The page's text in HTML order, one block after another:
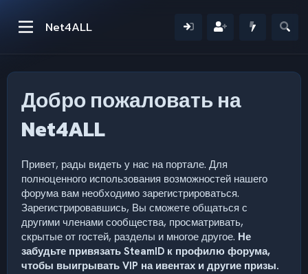
Net4ALL
Добро пожаловать на
Net4ALL
Привет, рады видеть у нас на портале. Для
полноценного использования возможностей нашего
форума вам необходимо зарегистрироваться.
Зарегистрировавшись, Вы сможете общаться с
другими членами сообщества, просматривать,
скрытые от гостей, разделы и многое другое. Не
забудьте привязать SteamID к профилю форума,
чтобы выигрывать VIP на ивентах и другие призы.